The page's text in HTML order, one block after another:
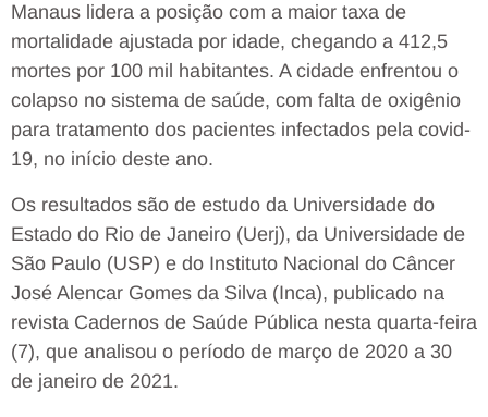
Manaus lidera a posição com a maior taxa de
mortalidade ajustada por idade, chegando a 412,5
mortes por 100 mil habitantes. A cidade enfrentou o
colapso no sistema de saúde, com falta de oxigênio
para tratamento dos pacientes infectados pela covid-
19, no início deste ano.
Os resultados são de estudo da Universidade do
Estado do Rio de Janeiro (Uerj), da Universidade de
São Paulo (USP) e do Instituto Nacional do Câncer
José Alencar Gomes da Silva (Inca), publicado na
revista Cadernos de Saúde Pública nesta quarta-feira
(7), que analisou o período de março de 2020 a 30
de janeiro de 2021.